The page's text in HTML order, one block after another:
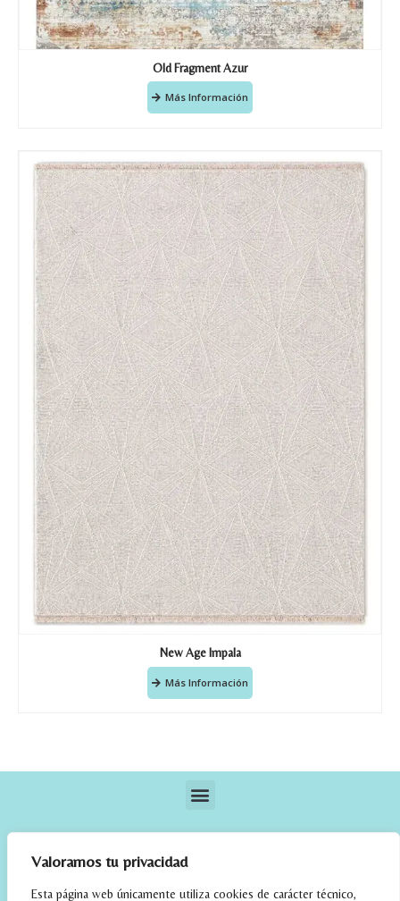
Valoramos tu privacidad
Esta página web únicamente utiliza cookies de carácter técnico,
Old Fragment Azur
Más Información
New Age Impala
Más Información